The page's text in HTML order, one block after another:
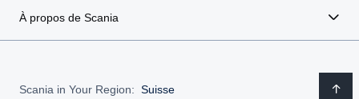
À propos de Scania
Scania in Your Region: Suisse